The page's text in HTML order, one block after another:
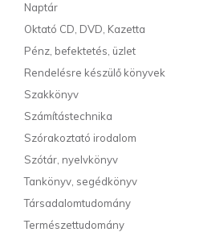
Naptár
Oktató CD, DVD, Kazetta
Pénz, befektetés, üzlet
Rendelésre készülő könyvek
Szakkönyv
Számítástechnika
Szórakoztató irodalom
Szótár, nyelvkönyv
Tankönyv, segédkönyv
Társadalomtudomány
Természettudomány